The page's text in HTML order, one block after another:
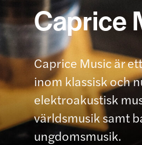
Caprice
Caprice Music är
inom klassisk och
elektroakustisk
världsmusik samt
ungdomsmusik.